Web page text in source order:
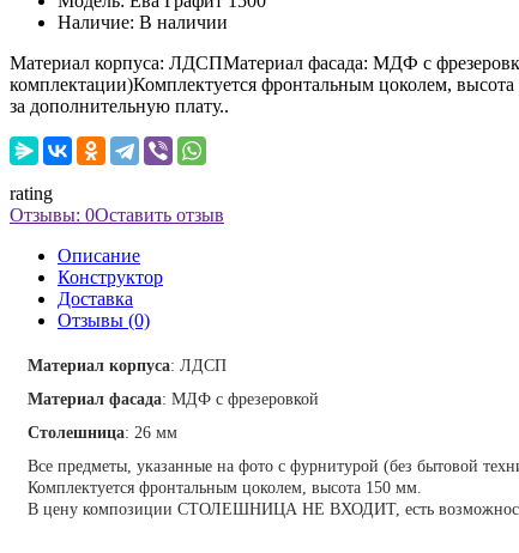
Наличие: В наличии
Материал корпуса: ЛДСПМатериал фасада: МДФ с
комплектации)Комплектуется фронтальным цоколем,
за дополнительную плату..
rating
Отзывы: 0Оставить отзыв
Описание
Конструктор
Доставка
Отзывы (0)
Материал корпуса: ЛДСП
Материал фасада: МДФ с фрезеровкой
Столешница: 26 мм
Все предметы, указанные на фото с фурнитурой (без бытовой
Комплектуется фронтальным цоколем, высота 150 мм.
В цену композиции СТОЛЕШНИЦА НЕ ВХОДИТ, есть возможность